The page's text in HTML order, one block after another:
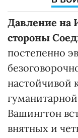
Давление на
стороны
постепенно
настойчивой
Вашингтон
внятных и